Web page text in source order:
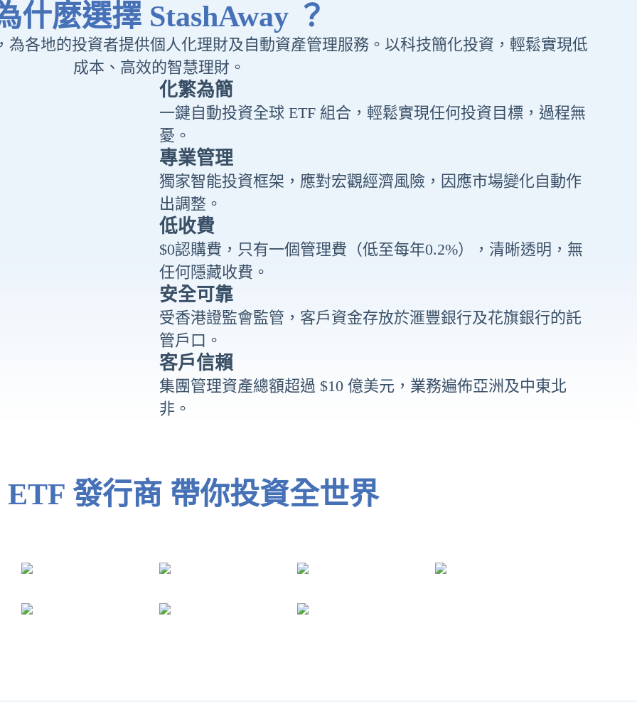
什麼選擇 StashAway ？
為各地的投資者提供個人化理財及自動資產管理服務。以科技簡化投資，輕鬆實現低
成本、高效的智慧理財。
化繁為簡
一鍵自動投資全球 ETF 組合，輕鬆實現任何投資目標，過程無
憂。
專業管理
獨家智能投資框架，應對宏觀經濟風險，因應市場變化自動作
出調整。
低收費
$0認購費，只有一個管理費（低至每年0.2%），清晰透明，無
任何隱藏收費。
安全可靠
受香港證監會監管，客戶資金存放於滙豐銀行及花旗銀行的託
管戶口。
客戶信賴
集團管理資產總額超過 $10 億美元，業務遍佈亞洲及中東北
非。
ETF 發行商 帶你投資全世界